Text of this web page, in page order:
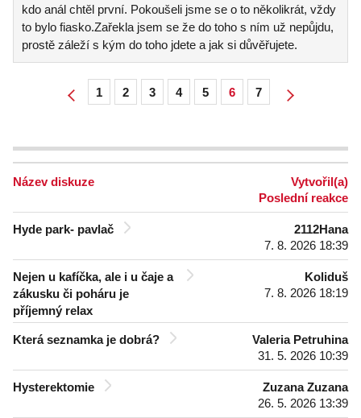
kdo anál chtěl první. Pokoušeli jsme se o to několikrát, vždy
to bylo fiasko.Zařekla jsem se že do toho s ním už nepůjdu,
prostě záleží s kým do toho jdete a jak si důvěřujete.
1 2 3 4 5 6 7
Název diskuze
Vytvořil(a)
Poslední reakce
Hyde park- pavlač
2112Hana
7. 8. 2026 18:39
Nejen u kafíčka, ale i u čaje a
zákusku či poháru je
příjemný relax
Koliduš
7. 8. 2026 18:19
Která seznamka je dobrá?
Valeria Petruhina
31. 5. 2026 10:39
Hysterektomie
Zuzana Zuzana
26. 5. 2026 13:39